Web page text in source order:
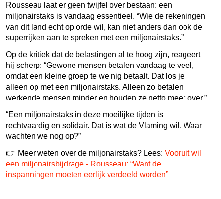
Rousseau laat er geen twijfel over bestaan: een
miljonairstaks is vandaag essentieel. “Wie de rekeningen
van dit land echt op orde wil, kan niet anders dan ook de
superrijken aan te spreken met een miljonairstaks.”
Op de kritiek dat de belastingen al te hoog zijn, reageert
hij scherp: “Gewone mensen betalen vandaag te veel,
omdat een kleine groep te weinig betaalt. Dat los je
alleen op met een miljonairstaks. Alleen zo betalen
werkende mensen minder en houden ze netto meer over.”
“Een miljonairstaks in deze moeilijke tijden is
rechtvaardig en solidair. Dat is wat de Vlaming wil. Waar
wachten we nog op?”
👉 Meer weten over de miljonairstaks? Lees: Vooruit wil
een miljonairsbijdrage - Rousseau: “Want de
inspanningen moeten eerlijk verdeeld worden”